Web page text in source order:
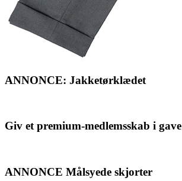
ANNONCE: Jakketørklædet
Giv et premium-medlemsskab i gave
ANNONCE Målsyede skjorter